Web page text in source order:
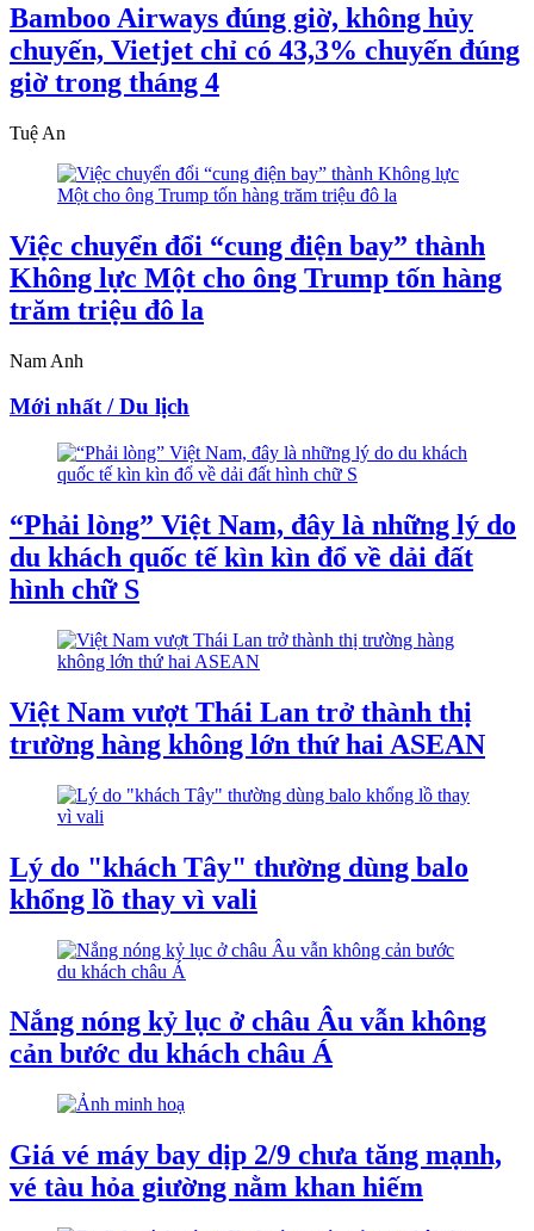
Bamboo Airways đúng giờ, không hủy
chuyến, Vietjet chỉ có 43,3% chuyến đúng
giờ trong tháng 4
Tuệ An
Việc chuyển đổi “cung điện bay” thành
Không lực Một cho ông Trump tốn hàng
trăm triệu đô la
Nam Anh
Mới nhất / Du lịch
“Phải lòng” Việt Nam, đây là những lý do
du khách quốc tế kìn kìn đổ về dải đất
hình chữ S
Việt Nam vượt Thái Lan trở thành thị
trường hàng không lớn thứ hai ASEAN
Lý do "khách Tây" thường dùng balo
khổng lồ thay vì vali
Nắng nóng kỷ lục ở châu Âu vẫn không
cản bước du khách châu Á
Giá vé máy bay dịp 2/9 chưa tăng mạnh,
vé tàu hỏa giường nằm khan hiếm